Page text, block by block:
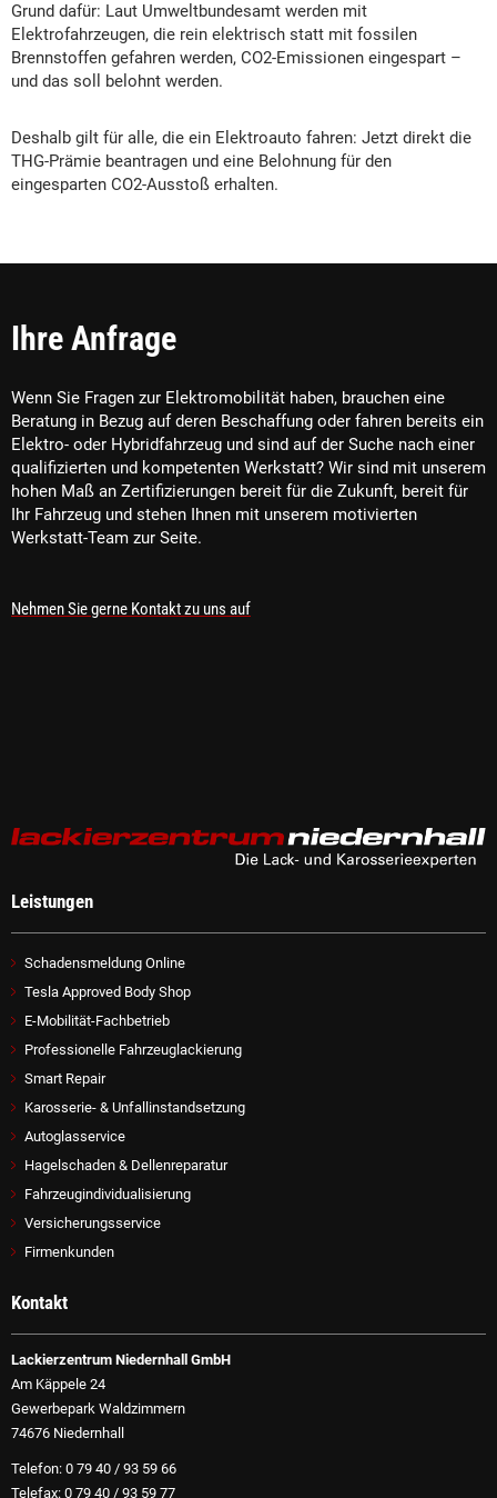
Grund dafür: Laut Umweltbundesamt werden mit
Elektrofahrzeugen, die rein elektrisch statt mit fossilen
Brennstoffen gefahren werden, CO2-Emissionen eingespart –
und das soll belohnt werden.
Deshalb gilt für alle, die ein Elektroauto fahren: Jetzt direkt die
THG-Prämie beantragen und eine Belohnung für den
eingesparten CO2-Ausstoß erhalten.
Ihre Anfrage
Wenn Sie Fragen zur Elektromobilität haben, brauchen eine
Beratung in Bezug auf deren Beschaffung oder fahren bereits ein
Elektro- oder Hybridfahrzeug und sind auf der Suche nach einer
qualifizierten und kompetenten Werkstatt? Wir sind mit unserem
hohen Maß an Zertifizierungen bereit für die Zukunft, bereit für
Ihr Fahrzeug und stehen Ihnen mit unserem motivierten
Werkstatt-Team zur Seite.
Nehmen Sie gerne Kontakt zu uns auf
Leistungen
Schadensmeldung Online
Tesla Approved Body Shop
E-Mobilität-Fachbetrieb
Professionelle Fahrzeuglackierung
Smart Repair
Karosserie- & Unfallinstandsetzung
Autoglasservice
Hagelschaden & Dellenreparatur
Fahrzeugindividualisierung
Versicherungsservice
Firmenkunden
Kontakt
Lackierzentrum Niedernhall GmbH
Am Käppele 24
Gewerbepark Waldzimmern
74676 Niedernhall
Telefon: 0 79 40 / 93 59 66
Telefax: 0 79 40 / 93 59 77